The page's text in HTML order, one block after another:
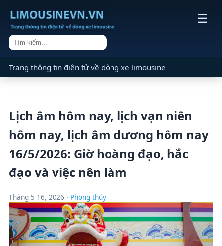
☰
Trang thông tin điện tử về dòng xe limousine
Lịch âm hôm nay, lịch vạn niên
hôm nay, lịch âm dương hôm nay
16/5/2026: Giờ hoàng đạo, hắc
đạo và việc nên làm
Tháng 5 16, 2026 · Phong thủy